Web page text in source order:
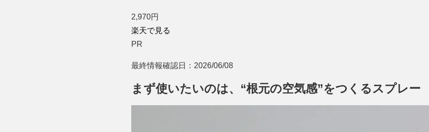
2,970円
楽天で見る
PR
最終情報確認日：2026/06/08
まず使いたいのは、“根元の空気感”をつくるスプレー